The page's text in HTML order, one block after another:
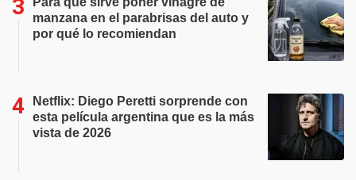
manzana en el parabrisas del auto y
por qué lo recomiendan
Netflix: Diego Peretti sorprende con
esta película argentina que es la más
vista de 2026